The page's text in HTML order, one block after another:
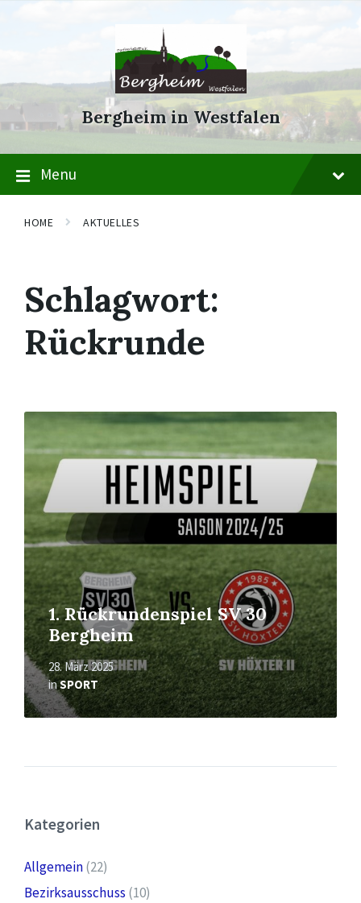
Skip
Skip
Skip
Bergheim in Westfalen
Menu
HOME AKTUELLES
Schlagwort:
Rückrunde
1. Rückrundenspiel SV 30
Bergheim
28. März 2025
inSPORT
Mehr
Kategorien
Allgemein(22)
Bezirksausschuss (10)